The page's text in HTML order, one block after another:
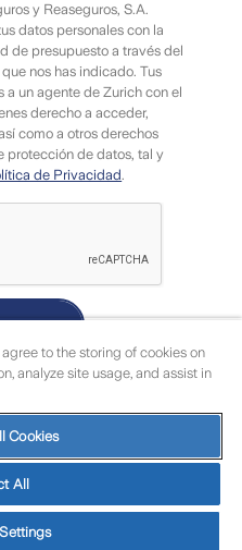
del
indicado. Tus
un agente de Zurich con el
derecho a acceder,
como a otros derechos
de Privacidad.
Política de cookies|Cookies
to the storing of cookies on
analyze site usage, and assist in
Cookies
All